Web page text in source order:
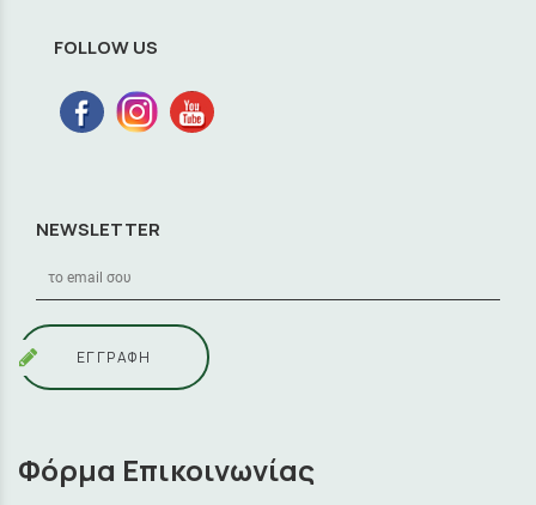
FOLLOW US
NEWSLETTER
ΕΓΓΡΑΦΗ
Φόρμα Επικοινωνίας